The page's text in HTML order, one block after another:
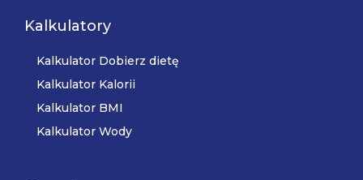
Kalkulatory
Kalkulator Dobierz dietę
Kalkulator Kalorii
Kalkulator BMI
Kalkulator Wody